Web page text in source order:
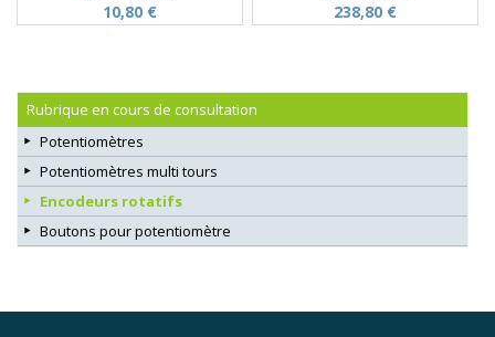
10,80 € 238,80 €
Rubrique en cours de consultation
Potentiomètres
Potentiomètres multi tours
Encodeurs rotatifs
Boutons pour potentiomètre